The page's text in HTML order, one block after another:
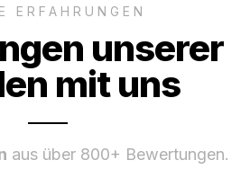
ERFAHRUNGEN
unserer
mit uns
aus über 800+ Bewertungen.